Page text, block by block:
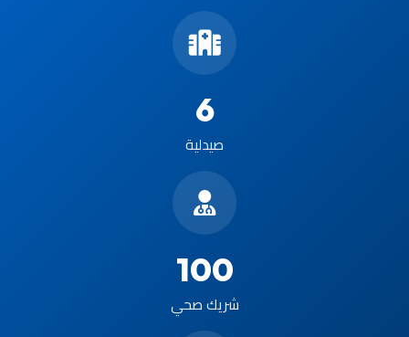
6
صيدلية
100
شريك صحي